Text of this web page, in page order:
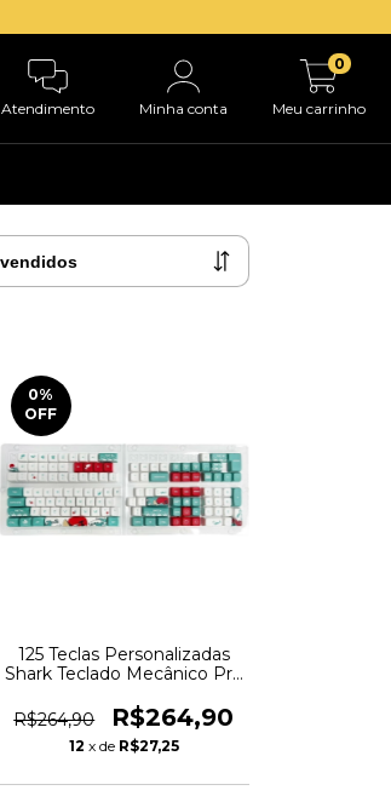
Atendimento Minha conta Meu carrinho
0
0%
OFF
125 Teclas Personalizadas
Shark Teclado Mecânico Pro
R$264,90
R$264,90
12 x de R$27,25